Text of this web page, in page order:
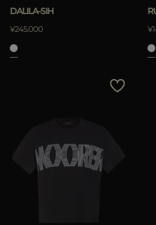
DALILA-SIH
¥245.000